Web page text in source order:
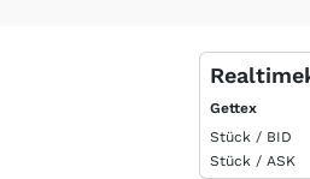
Gettex
Stück / BID
Stück / ASK